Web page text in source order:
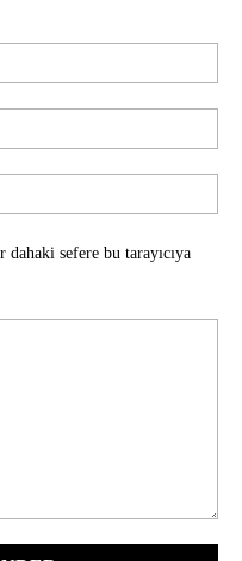
sefere bu tarayıcıya